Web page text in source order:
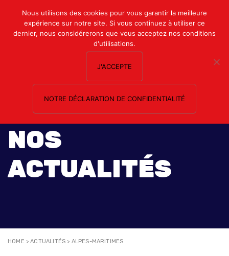
Mon compte
Nous contacter
NOS
ACTUALITÉS
HOME >ACTUALITÉS > ALPES-MARITIMES
Nous utilisons des cookies pour vous garantir la meilleure
expérience sur notre site. Si vous continuez à utiliser ce
dernier, nous considérerons que vous acceptez nos conditions
d'utilisations.
J'ACCEPTE
NOTRE DÉCLARATION DE CONFIDENTIALITÉ